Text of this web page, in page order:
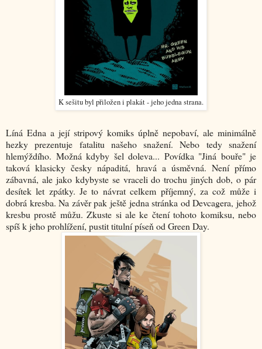
K sešitu byl přiložen i plakát - jeho jedna strana.
Líná Edna a její stripový komiks úplně nepobaví, ale minimálně
hezky prezentuje fatalitu našeho snažení. Nebo tedy snažení
hlemýždího. Možná kdyby šel doleva... Povídka "Jiná bouře" je
taková klasicky česky nápaditá, hravá a úsměvná. Není přímo
zábavná, ale jako kdybyste se vraceli do trochu jiných dob, o pár
desítek let zpátky. Je to návrat celkem příjemný, za což může i
dobrá kresba. Na závěr pak ještě jedna stránka od Devcagera, jehož
kresbu prostě můžu. Zkuste si ale ke čtení tohoto komiksu, nebo
spíš k jeho prohlížení, pustit titulní píseň od Green Day.